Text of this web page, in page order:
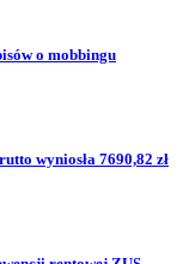
o mobbingu
wyniosła 7690,82 zł